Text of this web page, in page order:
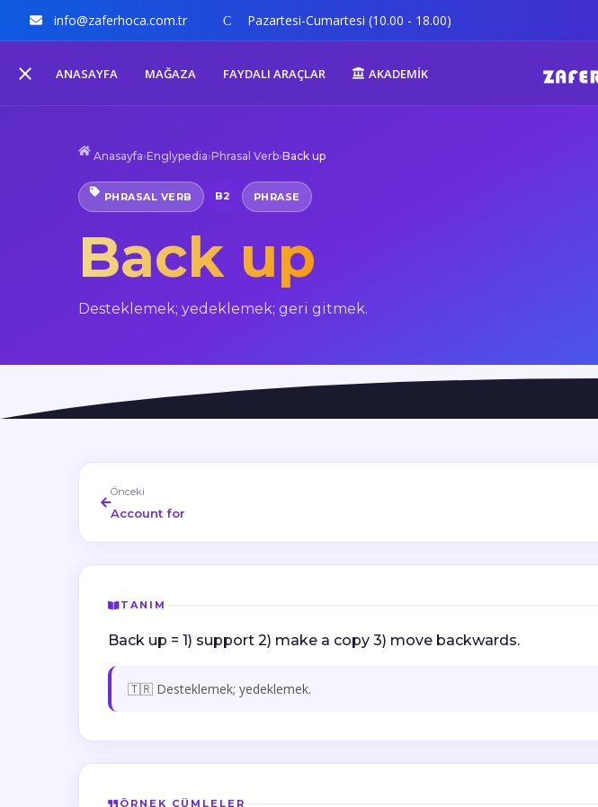
info@zaferhoca.com.tr Pazartesi-Cumartesi (10.00 - 18.00)
ANASAYFA MAĞAZA FAYDALI ARAÇLAR AKADEMİK
Anasayfa›Englypedia›Phrasal Verb›Back up
PHRASAL VERB B2 PHRASE
Back up
Desteklemek; yedeklemek; geri gitmek.
Önceki
Account for
TANIM
Back up = 1) support 2) make a copy 3) move backwards.
🇹🇷 Desteklemek; yedeklemek.
ÖRNEK CÜMLELER